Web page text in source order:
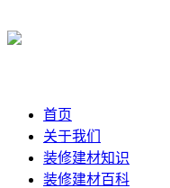
首页
关于我们
装修建材知识
装修建材百科